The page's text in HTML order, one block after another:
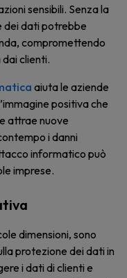
sensibili. Senza la
dei dati potrebbe
compromettendo
clienti.
aiuta le aziende
positiva che
attrae nuove
i danni
informatico può
imprese.
dimensioni, sono
protezione dei dati in
i dati di clienti e